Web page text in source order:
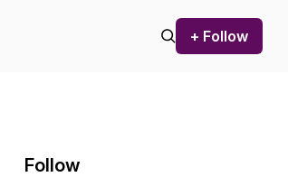
+ Follow
Follow